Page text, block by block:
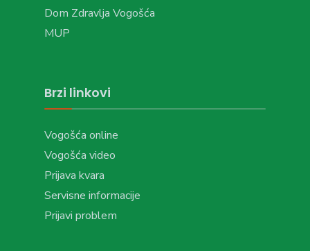
Dom Zdravlja Vogošća
MUP
Brzi linkovi
Vogošća online
Vogošća video
Prijava kvara
Servisne informacije
Prijavi problem